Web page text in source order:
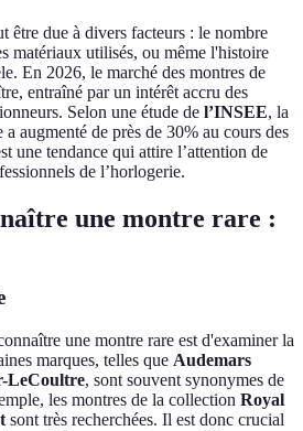
être due à divers facteurs : le nombre
matériaux utilisés, ou même l'histoire
En 2026, le marché des montres de
entraîné par un intérêt accru des
Selon une étude de l’INSEE, la
augmenté de près de 30% au cours des
une tendance qui attire l’attention de
de l’horlogerie.
une montre rare :
une montre rare est d'examiner la
marques, telles que Audemars
LeCoultre, sont souvent synonymes de
les montres de la collection Royal
sont très recherchées. Il est donc crucial